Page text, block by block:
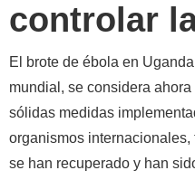
controlar
El brote de ébola en
mundial, se considera
sólidas medidas
organismos
se han recuperado y han